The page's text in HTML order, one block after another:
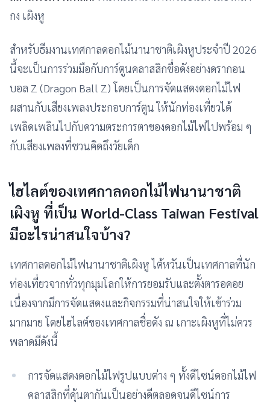
กง เผิงหู
สำหรับธีมงานเทศกาลดอกไม้นานาชาติเผิงหูประจำปี 2026
นี้จะเป็นการร่วมมือกับการ์ตูนคลาสสิกชื่อดังอย่างดรากอน
บอล Z (Dragon Ball Z) โดยเป็นการจัดแสดงดอกไม้ไฟ
ผสานกับเสียงเพลงประกอบการ์ตูน ให้นักท่องเที่ยวได้
เพลิดเพลินไปกับความตระการตาของดอกไม้ไฟไปพร้อม ๆ
กับเสียงเพลงที่ชวนคิดถึงวัยเด็ก
ไฮไลต์ของเทศกาลดอกไม้ไฟนานาชาติ
เผิงหู ที่เป็น World-Class Taiwan Festival
มีอะไรน่าสนใจบ้าง?
เทศกาลดอกไม้ไฟนานาชาติเผิงหู ไต้หวันเป็นเทศกาลที่นัก
ท่องเที่ยวจากทั่วทุกมุมโลกให้การยอมรับและตั้งตารอคอย
เนื่องจากมีการจัดแสดงและกิจกรรมที่น่าสนใจให้เข้าร่วม
มากมาย โดยไฮไลต์ของเทศกาลชื่อดัง ณ เกาะเผิงหูที่ไม่ควร
พลาดมีดังนี้
การจัดแสดงดอกไม้ไฟรูปแบบต่าง ๆ ทั้งดีไซน์ดอกไม้ไฟ
คลาสสิกที่คุ้นตากันเป็นอย่างดีตลอดจนดีไซน์การ